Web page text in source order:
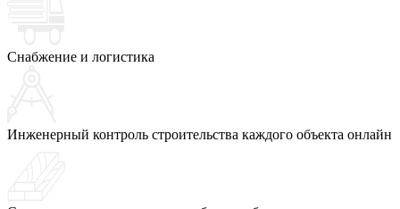
Снабжение и логистика
Инженерный контроль строительства каждого объекта онлайн